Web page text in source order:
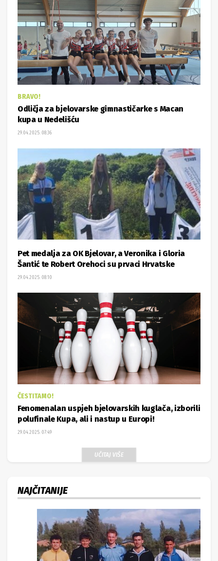
BRAVO!
Odličja za bjelovarske gimnastičarke s Macan
kupa u Nedelišću
29.04.2025. 08:36
Pet medalja za OK Bjelovar, a Veronika i Gloria
Šantić te Robert Orehoci su prvaci Hrvatske
29.04.2025. 08:10
ČESTITAMO!
Fenomenalan uspjeh bjelovarskih kuglača, izborili
polufinale Kupa, ali i nastup u Europi!
29.04.2025. 07:49
UČITAJ VIŠE
NAJČITANIJE